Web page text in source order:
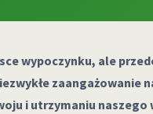
wypoczynku, ale
zaangażowanie
i utrzymaniu